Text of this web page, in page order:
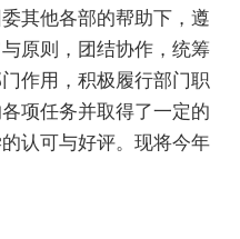
其他各部的帮助下，遵
原则，团结协作，统筹
作用，积极履行部门职
项任务并取得了一定的
认可与好评。现将今年